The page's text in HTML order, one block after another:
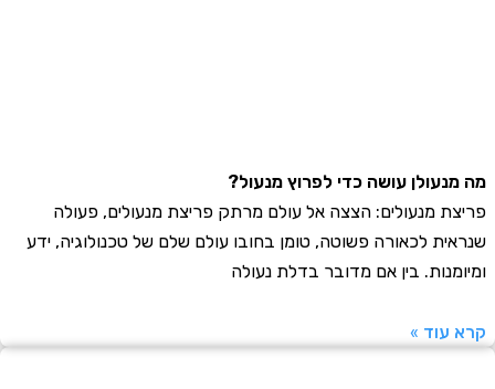
עושה כדי לפרוץ מנעול?
מנעולים: הצצה אל עולם מרתק פריצת מנעולים, פעולה
לכאורה פשוטה, טומן בחובו עולם שלם של טכנולוגיה, ידע
בין אם מדובר בדלת נעולה
»